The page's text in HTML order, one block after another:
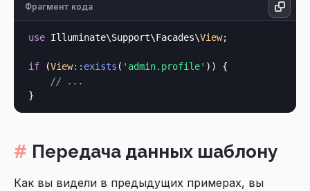
Фрагмент кода
use Illuminate\Support\Facades\View;
if (View:: exists ( 'admin.profile' )) {
// ...
Передача данных шаблону
Как вы видели в предыдущих примерах, вы